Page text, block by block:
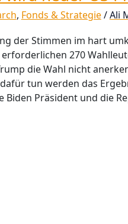
, Fonds & Strategie/Ali
der Stimmen im hart
270
die Wahl nicht
tun werden das
Biden Präsident und die